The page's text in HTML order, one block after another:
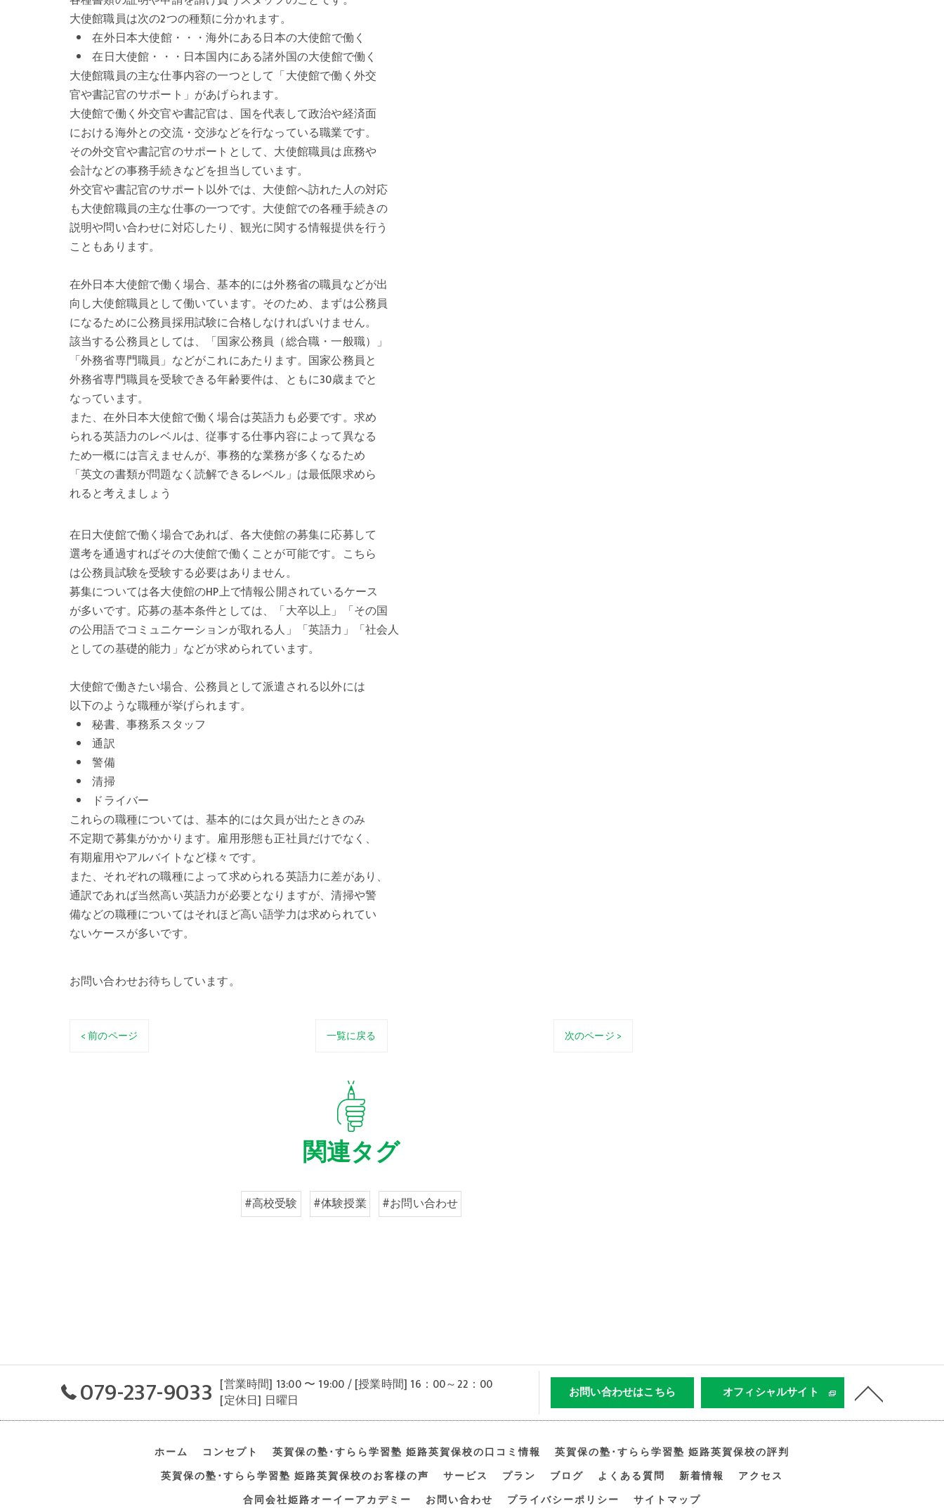
大使館職員は次の2つの種類に分かれます。
在外日本大使館・・・海外にある日本の大使館で働く
在日大使館・・・日本国内にある諸外国の大使館で働く
大使館職員の主な仕事内容の一つとして「大使館で働く外交
官や書記官のサポート」があげられます。
大使館で働く外交官や書記官は、国を代表して政治や経済面
における海外との交流・交渉などを行なっている職業です。
その外交官や書記官のサポートとして、大使館職員は庶務や
会計などの事務手続きなどを担当しています。
外交官や書記官のサポート以外では、大使館へ訪れた人の対応
も大使館職員の主な仕事の一つです。大使館での各種手続きの
説明や問い合わせに対応したり、観光に関する情報提供を行う
こともあります。
在外日本大使館で働く場合、基本的には外務省の職員などが出
向し大使館職員として働いています。そのため、まずは公務員
になるために公務員採用試験に合格しなければいけません。
該当する公務員としては、「国家公務員（総合職・一般職）」
「外務省専門職員」などがこれにあたります。国家公務員と
外務省専門職員を受験できる年齢要件は、ともに30歳までと
なっています。
また、在外日本大使館で働く場合は英語力も必要です。求め
られる英語力のレベルは、従事する仕事内容によって異なる
ため一概には言えませんが、事務的な業務が多くなるため
「英文の書類が問題なく読解できるレベル」は最低限求めら
れると考えましょう
在日大使館で働く場合であれば、各大使館の募集に応募して
選考を通過すればその大使館で働くことが可能です。こちら
は公務員試験を受験する必要はありません。
募集については各大使館のHP上で情報公開されているケース
が多いです。応募の基本条件としては、「大卒以上」「その国
の公用語でコミュニケーションが取れる人」「英語力」「社会人
としての基礎的能力」などが求められています。
大使館で働きたい場合、公務員として派遣される以外には
以下のような職種が挙げられます。
秘書、事務系スタッフ
通訳
警備
清掃
ドライバー
これらの職種については、基本的には欠員が出たときのみ
不定期で募集がかかります。雇用形態も正社員だけでなく、
有期雇用やアルバイトなど様々です。
また、それぞれの職種によって求められる英語力に差があり、
通訳であれば当然高い英語力が必要となりますが、清掃や警
備などの職種についてはそれほど高い語学力は求められてい
ないケースが多いです。
お問い合わせお待ちしています。
< 前のページ 一覧に戻る 次のページ >
関連タグ
#高校受験 #体験授業 #お問い合わせ
079-237-9033 [営業時間] 13:00 〜 19:00 / [授業時間] 16：00～22：00
[定休日] 日曜日
お問い合わせはこちら オフィシャルサイト
ホーム コンセプト 英賀保の塾･すらら学習塾 姫路英賀保校の口コミ情報
英賀保の塾･すらら学習塾 姫路英賀保校の評判
英賀保の塾･すらら学習塾 姫路英賀保校のお客様の声
サービス プラン ブログ よくある質問 新着情報
アクセス
合同会社姫路オーイーアカデミー
お問い合わせ プライバシーポリシー サイトマップ